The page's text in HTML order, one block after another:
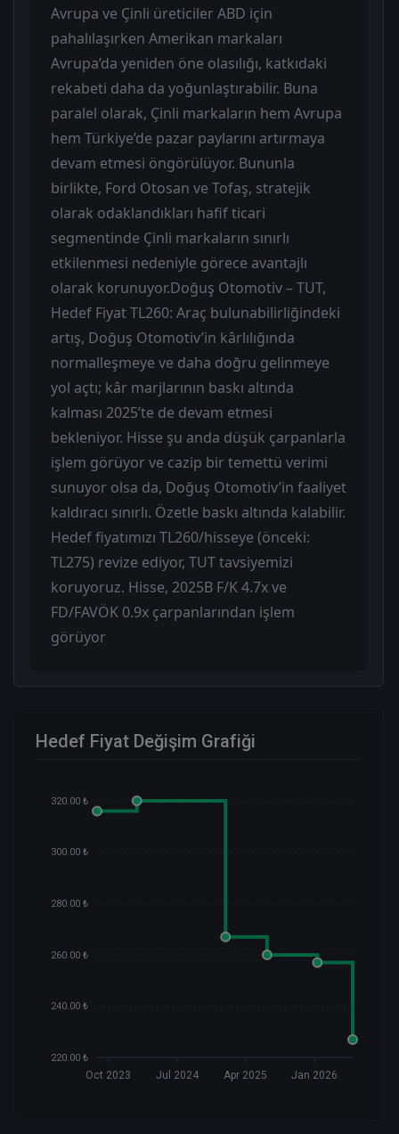
Avrupa ve Çinli üreticiler ABD için
pahalılaşırken Amerikan markaları
Avrupa’da yeniden öne olasılığı, katkıdaki
rekabeti daha da yoğunlaştırabilir. Buna
paralel olarak, Çinli markaların hem Avrupa
hem Türkiye’de pazar paylarını artırmaya
devam etmesi öngörülüyor. Bununla
birlikte, Ford Otosan ve Tofaş, stratejik
olarak odaklandıkları hafif ticari
segmentinde Çinli markaların sınırlı
etkilenmesi nedeniyle görece avantajlı
olarak korunuyor.Doğuş Otomotiv – TUT,
Hedef Fiyat TL260: Araç bulunabilirliğindeki
artış, Doğuş Otomotiv’in kârlılığında
normalleşmeye ve daha doğru gelinmeye
yol açtı; kâr marjlarının baskı altında
kalması 2025’te de devam etmesi
bekleniyor. Hisse şu anda düşük çarpanlarla
işlem görüyor ve cazip bir temettü verimi
sunuyor olsa da, Doğuş Otomotiv’in faaliyet
kaldıracı sınırlı. Özetle baskı altında kalabilir.
Hedef fiyatımızı TL260/hisseye (önceki:
TL275) revize ediyor, TUT tavsiyemizi
koruyoruz. Hisse, 2025B F/K 4.7x ve
FD/FAVÖK 0.9x çarpanlarından işlem
görüyor
Hedef Fiyat Değişim Grafiği
320.00 ₺
300.00 ₺
280.00 ₺
260.00 ₺
240.00 ₺
220.00 ₺
Oct 2023 Jul 2024 Apr 2025 Jan 2026